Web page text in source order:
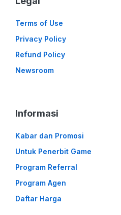
Terms of Use
Privacy Policy
Refund Policy
Newsroom
Informasi
Kabar dan Promosi
Untuk Penerbit Game
Program Referral
Program Agen
Daftar Harga